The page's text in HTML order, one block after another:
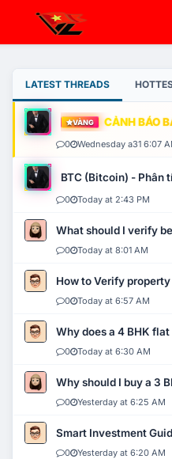
LATEST THREADS
VÀNG CẢNH BÁO
0 Wednesday a31 6:07
BTC (Bitcoin) - Phân
0 Today at 2:43 PM
What should I verify
0 Today at 8:01 AM
How to Verify
0 Today at 6:57 AM
Why does a 4 BHK
0 Today at 6:30 AM
Why should I buy a 3
0 Yesterday at 6:25 AM
Smart Investment
0 Yesterday at 6:20 AM